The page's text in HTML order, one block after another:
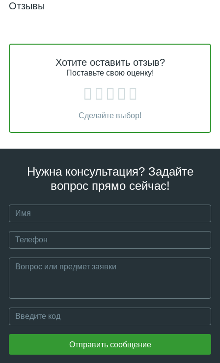
Отзывы
Хотите оставить отзыв?
Поставьте свою оценку!
Сделайте выбор!
Нужна консультация? Задайте
вопрос прямо сейчас!
Отправить сообщение